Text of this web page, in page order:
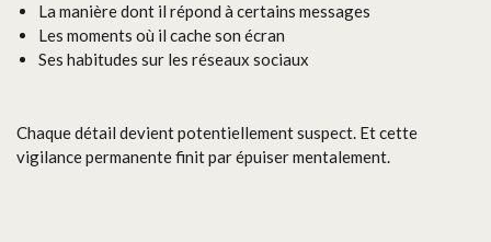
La manière dont il répond à certains messages
Les moments où il cache son écran
Ses habitudes sur les réseaux sociaux
Chaque détail devient potentiellement suspect. Et cette
vigilance permanente finit par épuiser mentalement.